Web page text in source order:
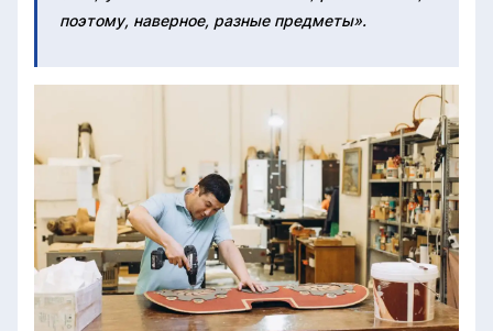
поэтому, наверное, разные предметы».